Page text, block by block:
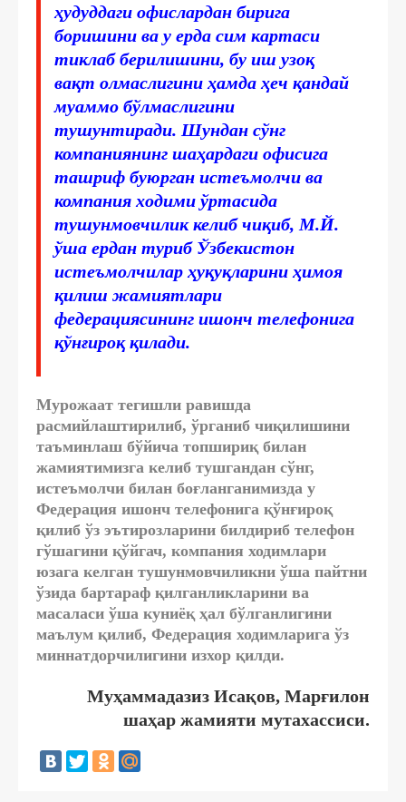
ҳудуддаги офислардан бирига
боришини ва у ерда сим картаси
тиклаб берилишини, бу иш узоқ
вақт олмаслигини ҳамда ҳеч қандай
муаммо бўлмаслигини
тушунтиради. Шундан сўнг
компаниянинг шаҳардаги офисига
ташриф буюрган истеъмолчи ва
компания ходими ўртасида
тушунмовчилик келиб чиқиб, М.Й.
ўша ердан туриб Ўзбекистон
истеъмолчилар ҳуқуқларини ҳимоя
қилиш жамиятлари
федерациясининг ишонч телефонига
қўнғироқ қилади.
Мурожаат тегишли равишда
расмийлаштирилиб, ўрганиб чиқилишини
таъминлаш бўйича топшириқ билан
жамиятимизга келиб тушгандан сўнг,
истеъмолчи билан боғланганимизда у
Федерация ишонч телефонига қўнғироқ
қилиб ўз эътирозларини билдириб телефон
гўшагини қўйгач, компания ходимлари
юзага келган тушунмовчиликни ўша пайтни
ўзида бартараф қилганликларини ва
масаласи ўша куниёқ ҳал бўлганлигини
маълум қилиб, Федерация ходимларига ўз
миннатдорчилигини изхор қилди.
Муҳаммадазиз Исақов, Марғилон
шаҳар жамияти мутахассиси.